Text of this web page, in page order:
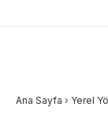
Ana Sayfa › Yerel